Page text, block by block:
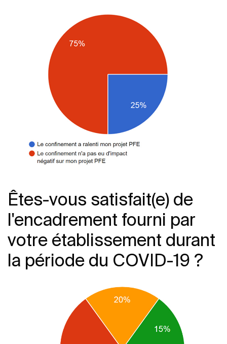
Êtes-vous satisfait(e) de
l'encadrement fourni par
votre établissement durant
la période du COVID-19 ?